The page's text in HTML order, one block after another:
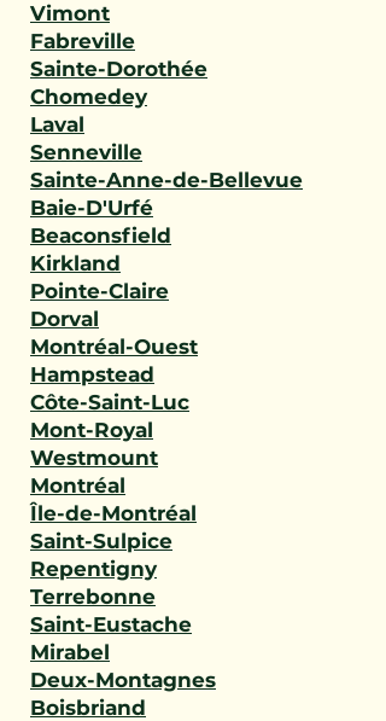
Vimont
Fabreville
Sainte-Dorothée
Chomedey
Laval
Senneville
Sainte-Anne-de-Bellevue
Baie-D'Urfé
Beaconsfield
Kirkland
Pointe-Claire
Dorval
Montréal-Ouest
Hampstead
Côte-Saint-Luc
Mont-Royal
Westmount
Montréal
Île-de-Montréal
Saint-Sulpice
Repentigny
Terrebonne
Saint-Eustache
Mirabel
Deux-Montagnes
Boisbriand